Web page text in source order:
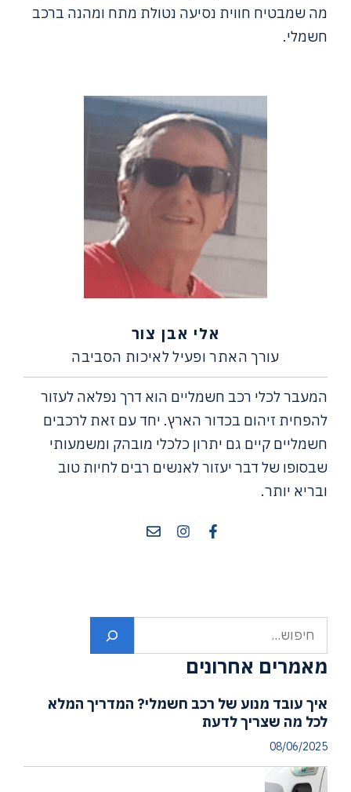
מה שמבטיח חווית נסיעה נטולת מתח ומהנה ברכב
חשמלי.
אלי אבן צור
עורך האתר ופעיל לאיכות הסביבה
המעבר לכלי רכב חשמליים הוא דרך נפלאה לעזור
להפחית זיהום בכדור הארץ. יחד עם זאת לרכבים
חשמליים קיים גם יתרון כלכלי מובהק ומשמעותי
שבסופו של דבר יעזור לאנשים רבים לחיות טוב
ובריא יותר.
חיפוש
מאמרים אחרונים
איך עובד מנוע של רכב חשמלי? המדריך המלא
לכל מה שצריך לדעת
08/06/2025